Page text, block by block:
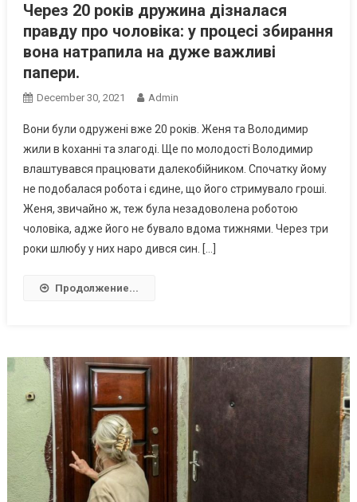
Через 20 років дружина дізналася
правду про чоловіка: у процесі збирання
вона натрапила на дуже важливі
папери.
December 30, 2021 Admin
Вони були одружені вже 20 років. Женя та Володимир
жили в kоханні та злагоді. Ще по молодості Володимир
влаштувався працювати далекобійником. Спочатку йому
не подобалася робота і єдине, що його стримувало гроші.
Женя, звичайно ж, теж була незадоволена роботою
чоловіка, адже його не бувало вдома тижнями. Через три
роки шлюбу у них наро дився син. […]
Продолжение...